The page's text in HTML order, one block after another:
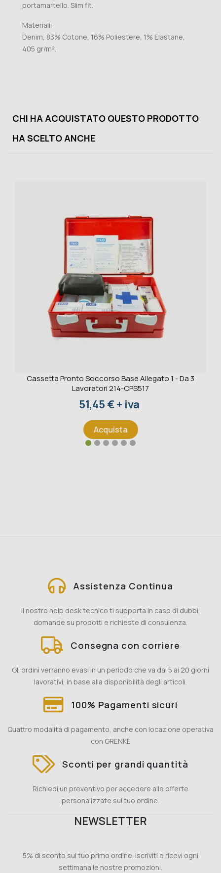
portamartello. Slim fit.
Materiali:
Denim, 83% Cotone, 16% Poliestere, 1% Elastane,
405 gr/m².
CHI HA ACQUISTATO QUESTO PRODOTTO
HA SCELTO ANCHE
Cassetta Pronto Soccorso Base Allegato 1 - Da 3
Lavoratori 214-CPS517
Prezzo
51,45 € + iva
Acquista
Assistenza Continua
Il nostro help desk tecnico ti supporta in caso di dubbi,
domande su prodotti e richieste di consulenza.
Consegna con corriere
Gli ordini verranno evasi in un periodo che va dai 5 ai 20 giorni
lavorativi, in base alla disponibilità degli articoli.
100% Pagamenti sicuri
Quattro modalità di pagamento, anche con locazione operativa
con GRENKE
Sconti per grandi quantità
Richiedi un preventivo per accedere alle offerte
personalizzate sul tuo ordine.
NEWSLETTER
5% di sconto sul tuo primo ordine. Iscriviti e ricevi ogni
settimana le nostre promozioni.